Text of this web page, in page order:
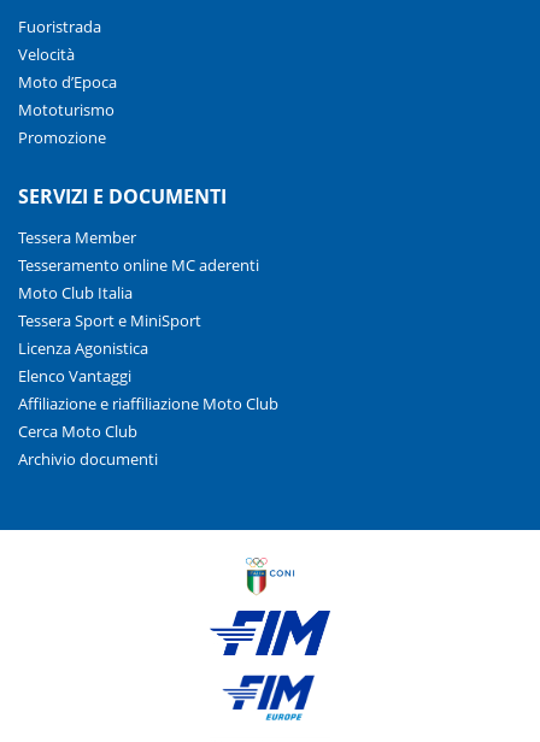
Fuoristrada
Velocità
Moto d’Epoca
Mototurismo
Promozione
SERVIZI E DOCUMENTI
Tessera Member
Tesseramento online MC aderenti
Moto Club Italia
Tessera Sport e MiniSport
Licenza Agonistica
Elenco Vantaggi
Affiliazione e riaffiliazione Moto Club
Cerca Moto Club
Archivio documenti